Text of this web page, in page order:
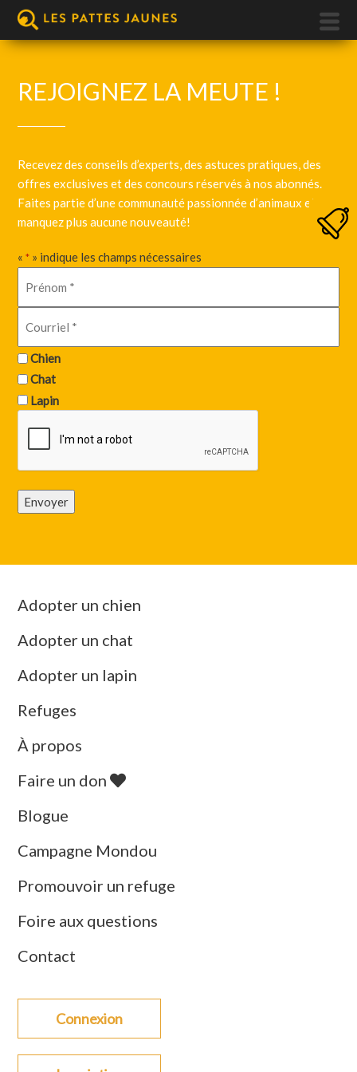
REJOIGNEZ LA MEUTE !
Recevez des conseils d’experts, des astuces pratiques, des
offres exclusives et des concours réservés à nos abonnés.
Faites partie d’une communauté passionnée d’animaux et ne
manquez plus aucune nouveauté!
«* » indique les champs nécessaires
Chien
Chat
Lapin
Envoyer
Adopter un chien
Adopter un chat
Adopter un lapin
Refuges
À propos
Faire un don
Blogue
Campagne Mondou
Promouvoir un refuge
Foire aux questions
Contact
Connexion